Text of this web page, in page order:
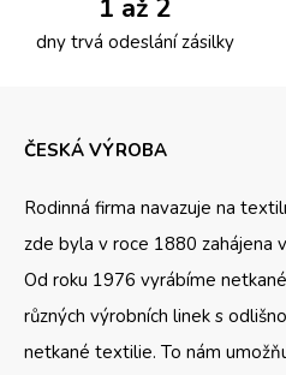
1 až 2
dny trvá odeslání zásilky
ČESKÁ VÝROBA
Rodinná firma navazuje na
zde byla v roce 1880 zahájena
Od roku 1976 vyrábíme
různých výrobních linek s
netkané textilie. To nám